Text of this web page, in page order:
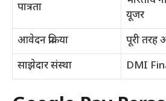
पात्रता
यूजर
आवेदन प्रक्रिया
पूरी तरह
साझेदार संस्था
DMI